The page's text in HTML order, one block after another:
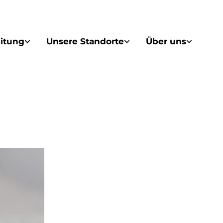
Unsere Standorte Über uns